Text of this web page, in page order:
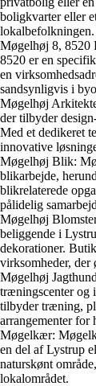
boligkvarter eller
lokalbefolkningen.
Møgelhøj 8, 8520
8520 er en
en
sandsynligvis i
Møgelhøj
der tilbyder
Med et dedikeret
innovative
Møgelhøj Blik:
blikarbejde,
blikrelaterede
pålidelig
Møgelhøj
beliggende i
dekorationer.
virksomheder, der
Møgelhøj
træningscenter og
tilbyder træning,
arrangementer for
Møgelkær:
en del af Lystrup
naturskønt
lokalområdet.